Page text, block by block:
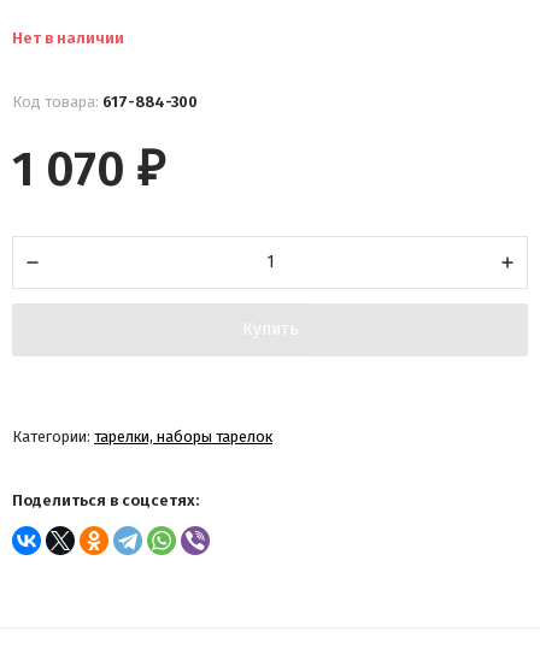
Нет в наличии
Код товара: 617-884-300
1 070 ₽
Купить
Категории: тарелки, наборы тарелок
Поделиться в соцсетях: